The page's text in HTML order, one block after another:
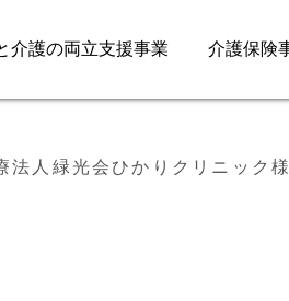
介護の両立支援事業 介護保険
法人緑光会ひかりクリニック